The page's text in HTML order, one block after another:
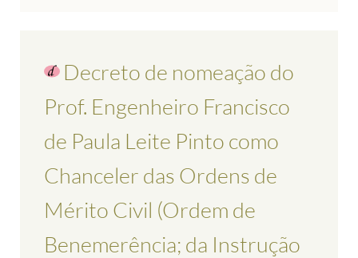
Decreto de nomeação do
Prof. Engenheiro Francisco
de Paula Leite Pinto como
Chanceler das Ordens de
Mérito Civil (Ordem de
Benemerência; da Instrução